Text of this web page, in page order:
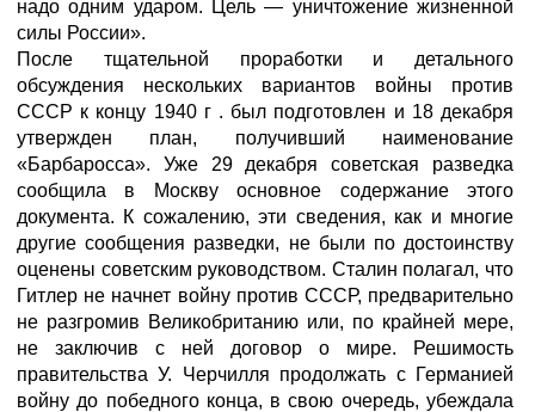
надо одним ударом. Цель — уничтожение жизненной
силы России».
После тщательной проработки и детального
обсуждения нескольких вариантов войны против
СССР к концу 1940 г . был подготовлен и 18 декабря
утвержден план, получивший наименование
«Барбаросса». Уже 29 декабря советская разведка
сообщила в Москву основное содержание этого
документа. К сожалению, эти сведения, как и многие
другие сообщения разведки, не были по достоинству
оценены советским руководством. Сталин полагал, что
Гитлер не начнет войну против СССР, предварительно
не разгромив Великобританию или, по крайней мере,
не заключив с ней договор о мире. Решимость
правительства У. Черчилля продолжать с Германией
войну до победного конца, в свою очередь, убеждала